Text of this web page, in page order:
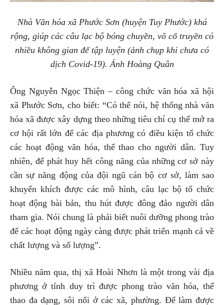
Nhà Văn hóa xã Phước Sơn (huyện Tuy Phước) khá
rộng, giúp các câu lạc bộ bóng chuyền, võ cổ truyền có
nhiều không gian để tập luyện (ảnh chụp khi chưa có
dịch Covid-19). Ảnh Hoàng Quân
Ông Nguyễn Ngọc Thiện – công chức văn hóa xã hội
xã Phước Sơn, cho biết: “Có thể nói, hệ thống nhà văn
hóa xã được xây dựng theo những tiêu chí cụ thể mở ra
cơ hội rất lớn để các địa phương có điều kiện tổ chức
các hoạt động văn hóa, thể thao cho người dân. Tuy
nhiên, để phát huy hết công năng của những cơ sở này
cần sự năng động của đội ngũ cán bộ cơ sở, làm sao
khuyến khích được các mô hình, câu lạc bộ tổ chức
hoạt động bài bản, thu hút được đông đảo người dân
tham gia. Nói chung là phải biết nuôi dưỡng phong trào
để các hoạt động ngày càng được phát triển mạnh cả về
chất lượng và số lượng”.
Nhiều năm qua, thị xã Hoài Nhơn là một trong vài địa
phương ở tỉnh duy trì được phong trào văn hóa, thể
thao đa dạng, sôi nổi ở các xã, phường. Để làm được